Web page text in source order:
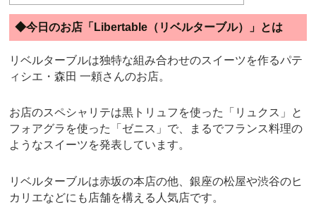
◆今日のお店「Libertable（リベルターブル）」とは
リベルターブルは独特な組み合わせのスイーツを作るパテ
ィシエ・森田 一頼さんのお店。
お店のスペシャリテは黒トリュフを使った「リュクス」と
フォアグラを使った「ゼニス」で、まるでフランス料理の
ようなスイーツを発表しています。
リベルターブルは赤坂の本店の他、銀座の松屋や渋谷のヒ
カリエなどにも店舗を構える人気店です。